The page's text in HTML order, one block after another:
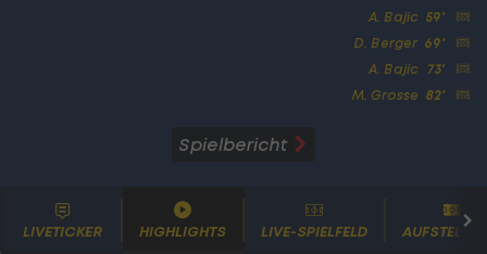
A. Bajic 59'
D. Berger 69'
A. Bajic
73'
M. Grosse 82'
Spielbericht
LIVETICKER HIGHLIGHTS LIVE-SPIELFELD